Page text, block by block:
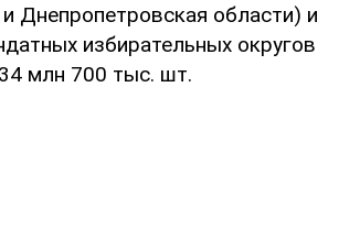
Днепропетровская области) и
избирательных округов
млн 700 тыс. шт.